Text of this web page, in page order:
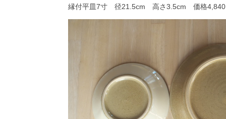
縁付平皿7寸 径21.5cm 高さ3.5cm 価格4,840